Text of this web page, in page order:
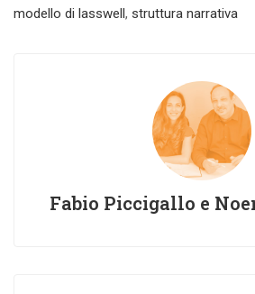
modello di lasswell, struttura narrativa
Fabio Piccigallo e